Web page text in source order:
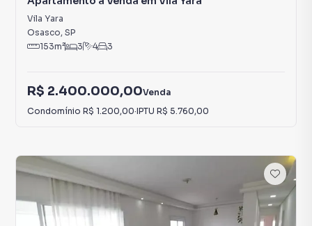
Vila Yara
Osasco, SP
153m² 3 4 3
R$ 2.400.000,00Venda
Condomínio R$ 1.200,00·IPTU R$ 5.760,00